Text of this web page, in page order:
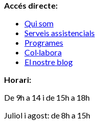
Accés directe:
Qui som
Serveis assistencials
Programes
Col·labora
El nostre blog
Horari:
De 9h a 14 i de 15h a 18h
Juliol i agost: de 8h a 15h